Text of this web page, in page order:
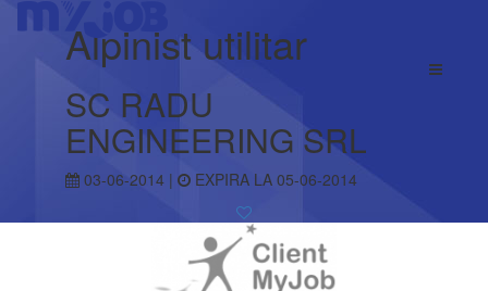
Alpinist utilitar
SC RADU
ENGINEERING SRL
03-06-2014 | EXPIRA LA 05-06-2014